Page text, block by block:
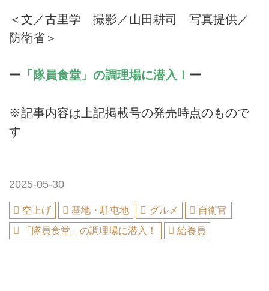
＜文／古里学 撮影／山田耕司 写真提供／
防衛省＞
ー 「隊員食堂」の調理場に潜入！ ー
※記事内容は上記掲載号の発売時点のもので
す
2025-05-30
空上げ 基地・駐屯地 グルメ
自衛官
「隊員食堂」の調理場に潜入！
給養員